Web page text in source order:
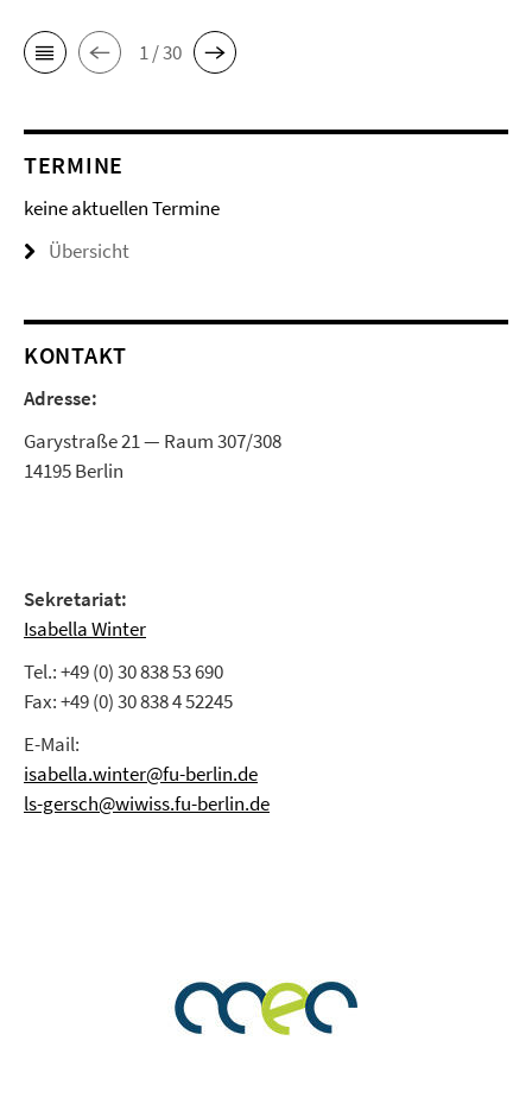
1 / 30
TERMINE
keine aktuellen Termine
Übersicht
KONTAKT
Adresse:
Garystraße 21 — Raum 307/308
14195 Berlin
Sekretariat:
Isabella Winter
Tel.: +49 (0) 30 838 53 690
Fax: +49 (0) 30 838 4 52245
E-Mail:
isabella.winter@fu-berlin.de
ls-gersch@wiwiss.fu-berlin.de